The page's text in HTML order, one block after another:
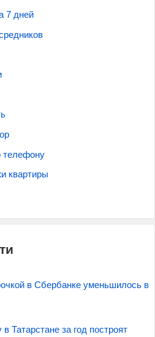
7 дней
телефону
квартиры
в Сбербанке уменьшилось в
Татарстане за год построят